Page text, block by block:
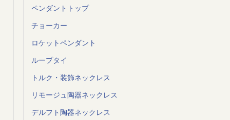
ペンダントトップ
チョーカー
ロケットペンダント
ループタイ
トルク・装飾ネックレス
リモージュ陶器ネックレス
デルフト陶器ネックレス